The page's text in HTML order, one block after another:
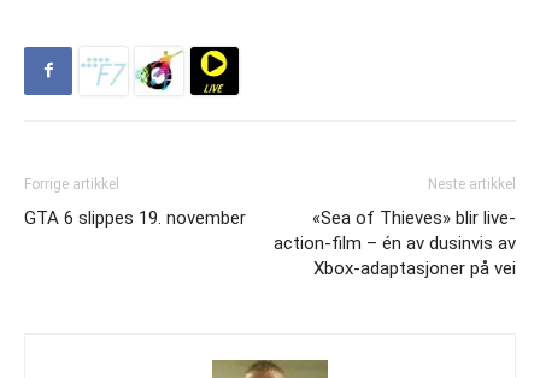
Forrige artikkel
GTA 6 slippes 19. november
Neste artikkel
«Sea of Thieves» blir live-
action-film – én av dusinvis av
Xbox-adaptasjoner på vei